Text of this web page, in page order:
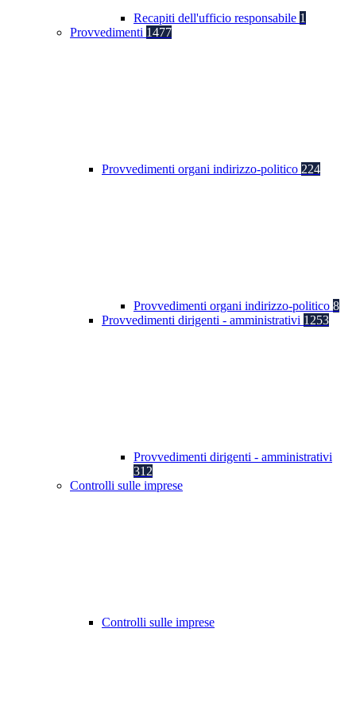
Recapiti dell'ufficio responsabile 1
Provvedimenti 1477
Provvedimenti organi indirizzo-politico 224
Provvedimenti organi indirizzo-politico 8
Provvedimenti dirigenti - amministrativi 1253
Provvedimenti dirigenti - amministrativi
312
Controlli sulle imprese
Controlli sulle imprese